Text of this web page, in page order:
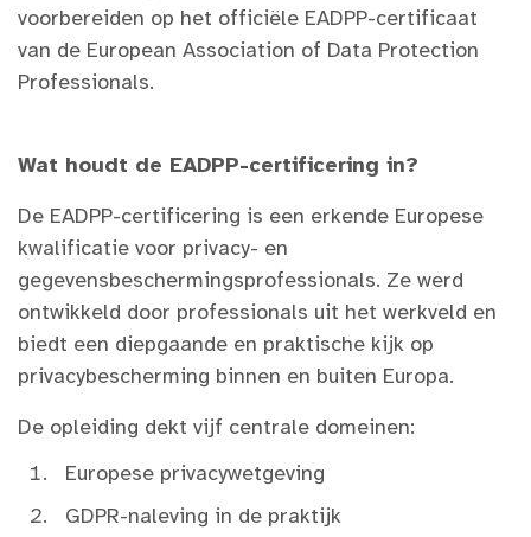
voorbereiden op het officiële EADPP-certificaat
van de European Association of Data Protection
Professionals.
Wat houdt de EADPP-certificering in?
De EADPP-certificering is een erkende Europese
kwalificatie voor privacy- en
gegevensbeschermingsprofessionals. Ze werd
ontwikkeld door professionals uit het werkveld en
biedt een diepgaande en praktische kijk op
privacybescherming binnen en buiten Europa.
De opleiding dekt vijf centrale domeinen:
Europese privacywetgeving
GDPR-naleving in de praktijk